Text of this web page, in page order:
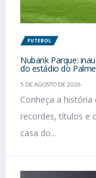
FUTEBOL
Nubank Parque:
do estádio do
5 DE AGOSTO DE 2026
Conheça a história
recordes, títulos e
casa do...